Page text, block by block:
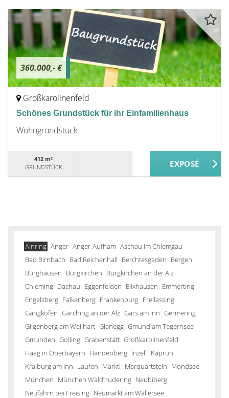
360.000,- €
Großkarolinenfeld
Schönes Grundstück für ihr Einfamilienhaus
Wohngrundstück
412 m²
GRUNDSTÜCK
Ainring Anger Anger-Aufham Aschau im Chiemgau
Bad Birnbach Bad Reichenhall Berchtesgaden Bergen
Burghausen Burgkirchen Burgkirchen an der Alz
Chieming Dachau Eggenfelden Elixhausen Emmerting
Engelsberg Falkenberg Frankenburg Freilassing
Gangkofen Garching an der Alz Gars am Inn Germering
Gilgenberg am Weilhart Glanegg Gmund am Tegernsee
Gmunden Golling Grabenstätt Großkarolinenfeld
Haag in Oberbayern Handenberg Inzell Kaprun
Kraiburg am Inn Laufen Marktl Marquartstein Mondsee
München München Waldtrudering Neubiberg
Neufahrn bei Freising Neumarkt am Wallersee